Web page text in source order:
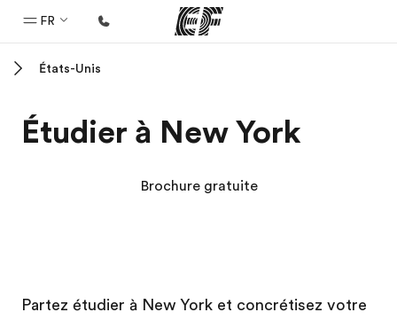
FR
Bienvenue chez EF
Programmes
Qui sommes-nous ?
États-Unis
Étudier à New York
Brochure gratuite
Partez étudier à New York et concrétisez votre